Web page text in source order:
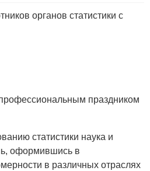
органов статистики с
праздником
статистики наука и
оформившись в
в различных отраслях